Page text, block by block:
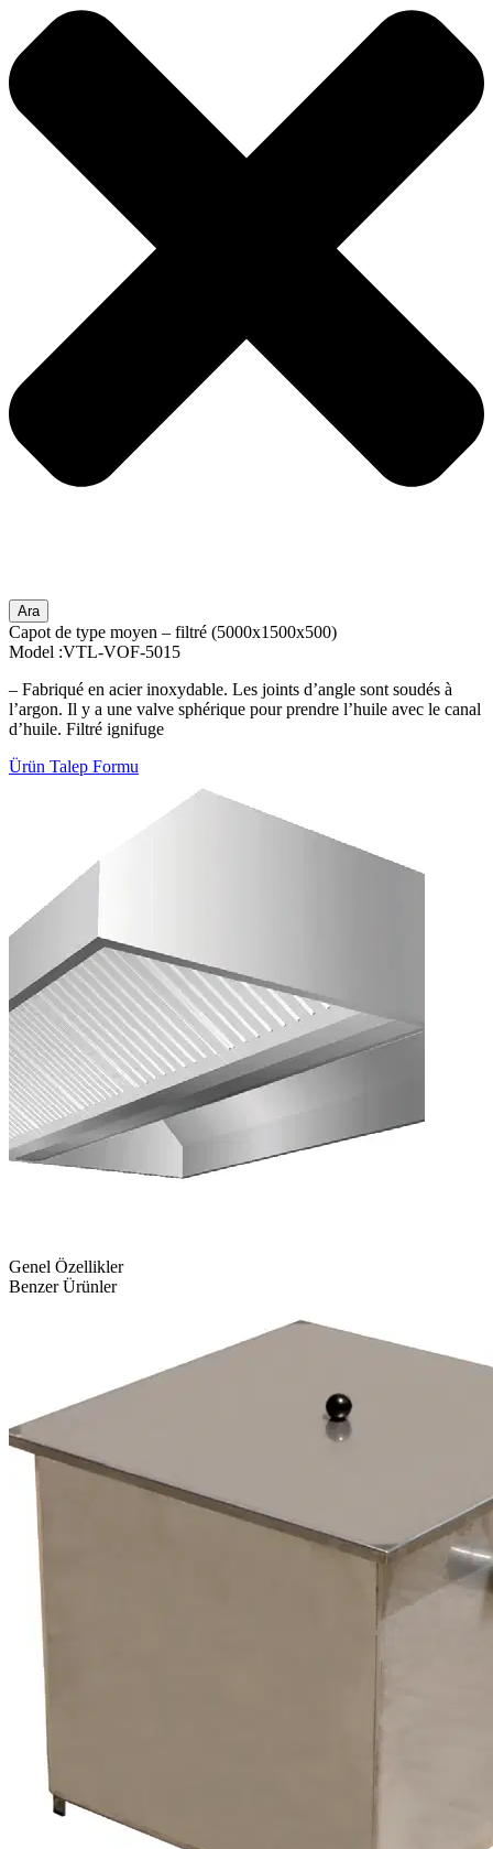
Ara
Capot de type moyen – filtré (5000x1500x500)
Model :VTL-VOF-5015
– Fabriqué en acier inoxydable. Les joints d’angle sont soudés à
l’argon. Il y a une valve sphérique pour prendre l’huile avec le canal
d’huile. Filtré ignifuge
Ürün Talep Formu
Genel Özellikler
Benzer Ürünler